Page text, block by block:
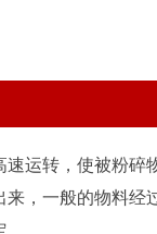
运转，使被粉
，一般的物料